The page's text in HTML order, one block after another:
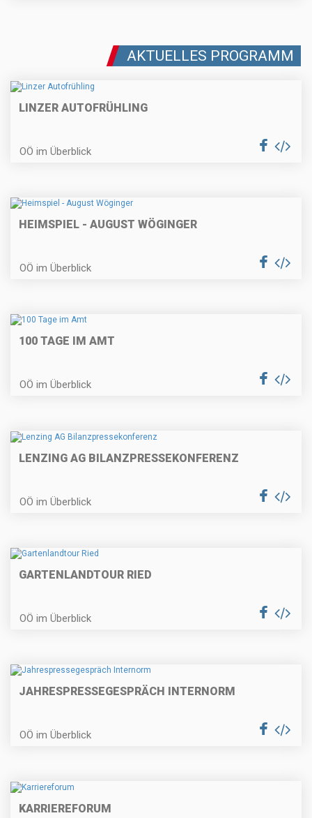
AKTUELLES PROGRAMM
LINZER AUTOFRÜHLING
OÖ im Überblick
HEIMSPIEL - AUGUST WÖGINGER
OÖ im Überblick
100 TAGE IM AMT
OÖ im Überblick
LENZING AG BILANZPRESSEKONFERENZ
OÖ im Überblick
GARTENLANDTOUR RIED
OÖ im Überblick
JAHRESPRESSEGESPRÄCH INTERNORM
OÖ im Überblick
KARRIEREFORUM